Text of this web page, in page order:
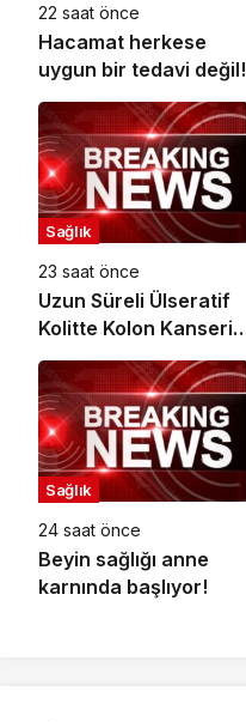
22 saat önce
Hacamat herkese
uygun bir tedavi değil!
Sağlık
23 saat önce
Uzun Süreli Ülseratif
Kolitte Kolon Kanseri
Riski Artıyor mu?
Sağlık
24 saat önce
Beyin sağlığı anne
karnında başlıyor!